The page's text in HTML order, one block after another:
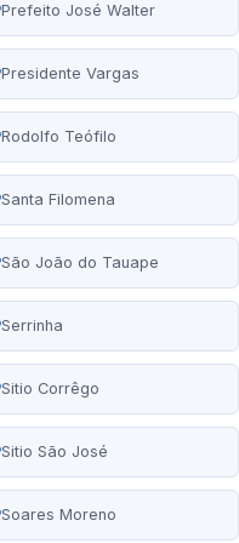
Prefeito José Walter
Presidente Vargas
Rodolfo Teófilo
Santa Filomena
São João do Tauape
Serrinha
Sitio Corrêgo
Sitio São José
Soares Moreno